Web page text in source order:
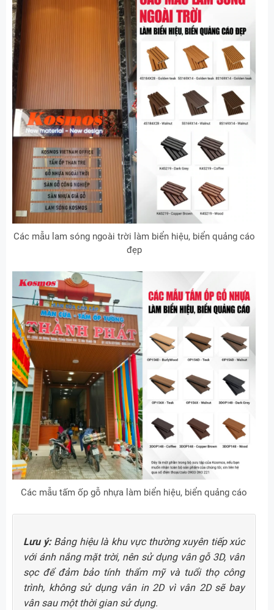
Các mẫu lam sóng ngoài trời làm biển hiệu, biển quảng cáo
đẹp
Các mẫu tấm ốp gỗ nhựa làm biển hiệu, biển quảng cáo
Lưu ý:Bảng hiệu là khu vực thường xuyên tiếp xúc
với ánh nắng mặt trời, nên sử dụng vân gỗ 3D, vân
sọc để đảm bảo tính thẩm mỹ và tuổi thọ công
trình, không sử dụng vân in 2D vì vân 2D sẽ bay
vân sau một thời gian sử dụng.